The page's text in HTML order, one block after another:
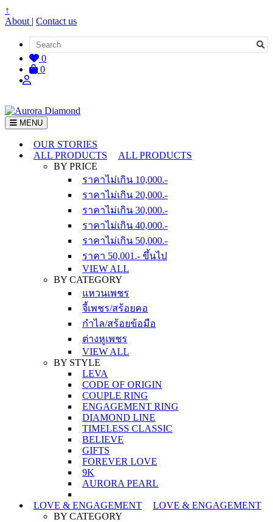
↑
About | Contact us
0
0
MENU
OUR STORIES
ALL PRODUCTS
ALL PRODUCTS
BY PRICE
ราคาไม่เกิน 10,000.-
ราคาไม่เกิน 20,000.-
ราคาไม่เกิน 30,000.-
ราคาไม่เกิน 40,000.-
ราคาไม่เกิน 50,000.-
ราคา 50,001.- ขึ้นไป
VIEW ALL
BY CATEGORY
แหวนเพชร
จี้เพชร/สร้อยคอ
กำไล/สร้อยข้อมือ
ต่างหูเพชร
VIEW ALL
BY STYLE
LEVA
CODE OF ORIGIN
COUPLE RING
ENGAGEMENT RING
DIAMOND LINE
TIMELESS CLASSIC
BELIEVE
GIFTS
FOREVER LOVE
9K
AURORA PEARL
LOVE & ENGAGEMENT
LOVE & ENGAGEMENT
BY CATEGORY